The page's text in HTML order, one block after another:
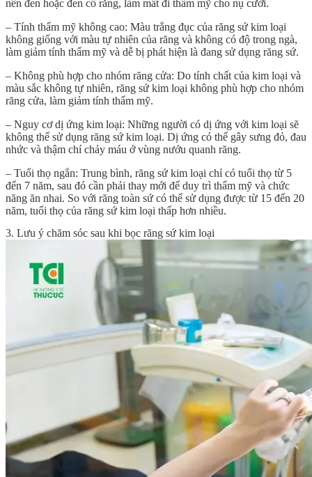
nên đen hoặc đen cổ răng, làm mất đi thẩm mỹ cho nụ cười.
– Tính thẩm mỹ không cao: Màu trắng đục của răng sứ kim loại
không giống với màu tự nhiên của răng và không có độ trong ngà,
làm giảm tính thẩm mỹ và dễ bị phát hiện là đang sử dụng răng sứ.
– Không phù hợp cho nhóm răng cửa: Do tính chất của kim loại và
màu sắc không tự nhiên, răng sứ kim loại không phù hợp cho nhóm
răng cửa, làm giảm tính thẩm mỹ.
– Nguy cơ dị ứng kim loại: Những người có dị ứng với kim loại sẽ
không thể sử dụng răng sứ kim loại. Dị ứng có thể gây sưng đỏ, đau
nhức và thậm chí chảy máu ở vùng nướu quanh răng.
– Tuổi thọ ngắn: Trung bình, răng sứ kim loại chỉ có tuổi thọ từ 5
đến 7 năm, sau đó cần phải thay mới để duy trì thẩm mỹ và chức
năng ăn nhai. So với răng toàn sứ có thể sử dụng được từ 15 đến 20
năm, tuổi thọ của răng sứ kim loại thấp hơn nhiều.
3. Lưu ý chăm sóc sau khi bọc răng sứ kim loại